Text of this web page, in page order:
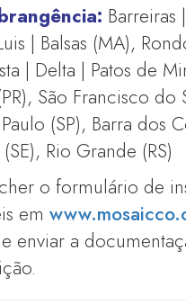
Barreiras
| Balsas (MA),
| Delta | Patos de
São Francisco
(SP), Barra dos
Rio Grande (RS)
o formulário de
em
enviar a